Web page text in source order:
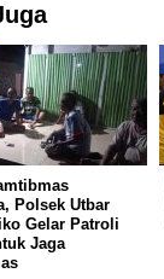
Polsek Utbar
Gelar Patroli
Jaga